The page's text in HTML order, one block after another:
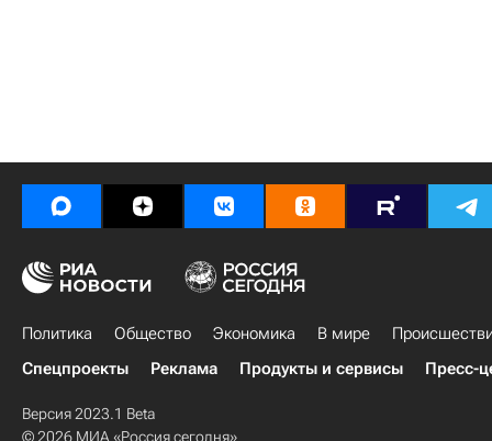
Политика Общество Экономика В мире
Спецпроекты
Реклама Продукты и сервисы Пресс-
Версия 2023.1 Beta
© 2026 МИА «Россия сегодня»